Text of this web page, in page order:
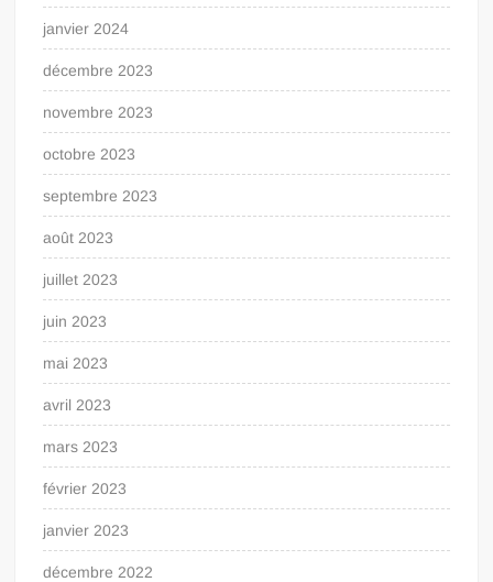
janvier 2024
décembre 2023
novembre 2023
octobre 2023
septembre 2023
août 2023
juillet 2023
juin 2023
mai 2023
avril 2023
mars 2023
février 2023
janvier 2023
décembre 2022